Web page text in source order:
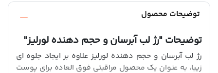
توضیحات محصول
توضیحات"رژ لب آبرسان و حجم دهنده لورلیز"
رژ لب آبرسان و حجم دهنده لورلیز علاوه بر ایجاد جلوه ای
زیبا، به عنوان یک محصول مراقبتی فوق العاده برای پوست